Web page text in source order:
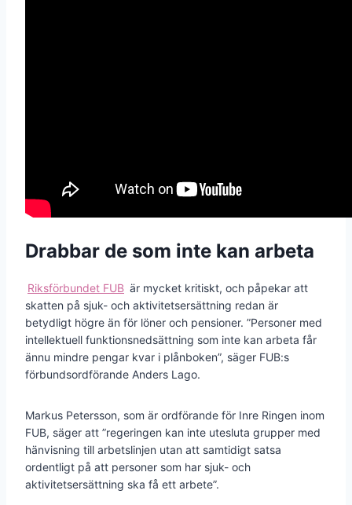
Drabbar de som inte kan arbeta
Riksförbundet FUB är mycket kritiskt, och påpekar att
skatten på sjuk- och aktivitetsersättning redan är
betydligt högre än för löner och pensioner. ”Personer med
intellektuell funktionsnedsättning som inte kan arbeta får
ännu mindre pengar kvar i plånboken”, säger FUB:s
förbundsordförande Anders Lago.
Markus Petersson, som är ordförande för Inre Ringen inom
FUB, säger att ”regeringen kan inte utesluta grupper med
hänvisning till arbetslinjen utan att samtidigt satsa
ordentligt på att personer som har sjuk- och
aktivitetsersättning ska få ett arbete”.